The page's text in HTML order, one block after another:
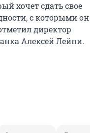
хочет сдать свое
с которыми он
директор
Алексей Лейпи.